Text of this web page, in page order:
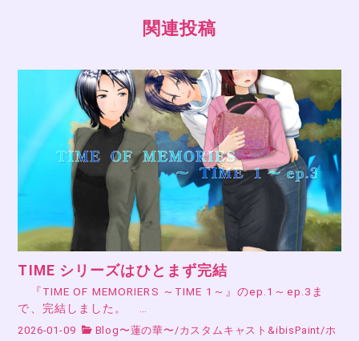
関連投稿
TIME シリーズはひとまず完結
『TIME OF MEMORIERS ～TIME 1～』のep.1～ep.3ま
で、完結しました。 …
2026-01-09 Blog〜蓮の華〜/カスタムキャスト&ibisPaint/ホ